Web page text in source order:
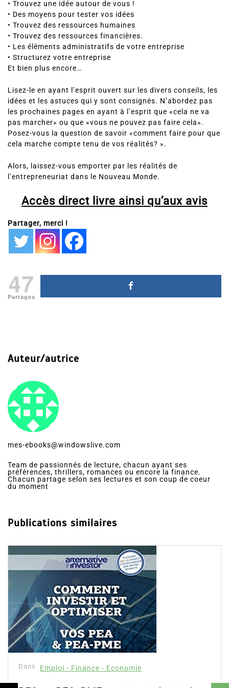
• Trouvez une idée autour de vous !
• Des moyens pour tester vos idées
• Trouvez des ressources humaines
• Trouvez des ressources financières.
• Les éléments administratifs de votre entreprise
• Structurez votre entreprise
Et bien plus encore…
Lisez-le en ayant l’esprit ouvert sur les divers conseils, les
idées et les astuces qui y sont consignés. N’abordez pas
les prochaines pages en ayant à l’esprit que «cela ne va
pas marcher» ou que «vous ne pouvez pas faire cela».
Posez-vous la question de savoir «comment faire pour que
cela marche compte tenu de vos réalités? ».
Alors, laissez-vous emporter par les réalités de
l’entrepreneuriat dans le Nouveau Monde.
Accès direct livre ainsi qu’aux avis
Partager, merci !
47
Partages
Auteur/autrice
mes-ebooks@windowslive.com
Team de passionnés de lecture, chacun ayant ses
préférences, thrillers, romances ou encore la finance.
Chacun partage selon ses lectures et son coup de coeur
du moment
Publications similaires
Dans Emploi - Finance - Economie